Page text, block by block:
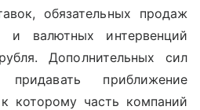
обязательных продаж
и валютных интервенций
Дополнительных сил
приближение
которому часть компаний